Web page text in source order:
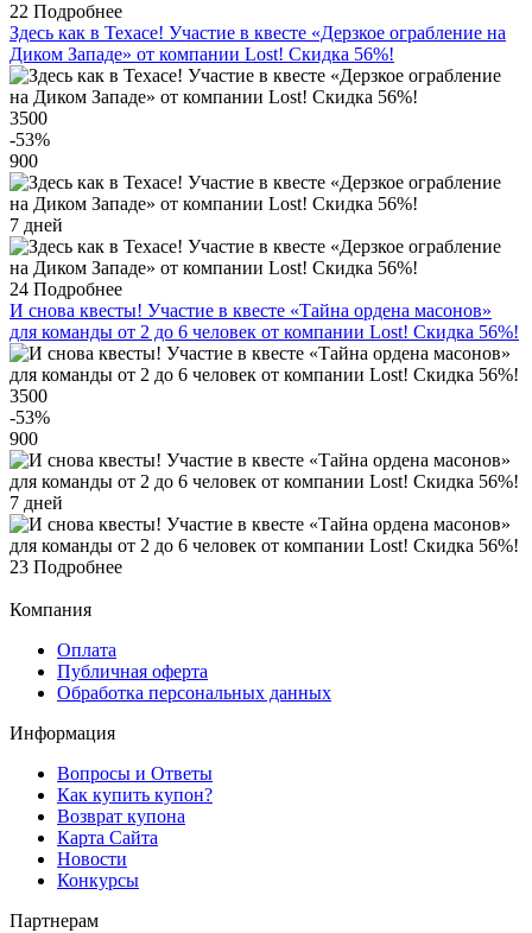
22 Подробнее
Здесь как в Техасе! Участие в квесте «Дерзкое ограбление на
Диком Западе» от компании Lost! Скидка 56%!
3500
-53%
900
7 дней
24 Подробнее
И снова квесты! Участие в квесте «Тайна ордена масонов»
для команды от 2 до 6 человек от компании Lost! Скидка 56%!
3500
-53%
900
7 дней
23 Подробнее
Компания
Оплата
Публичная оферта
Обработка персональных данных
Информация
Вопросы и Ответы
Как купить купон?
Возврат купона
Карта Сайта
Новости
Конкурсы
Партнерам